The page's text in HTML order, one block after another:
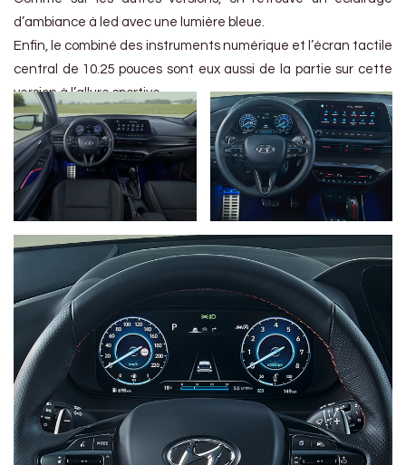
d’ambiance à led avec une lumière bleue.
Enfin, le combiné des instruments numérique et l’écran tactile
central de 10.25 pouces sont eux aussi de la partie sur cette
version à l’allure sportive.